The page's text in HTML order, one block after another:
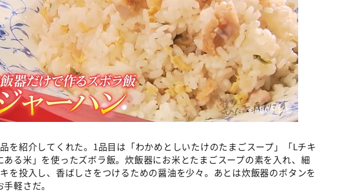
©ABCテレビ
を紹介してくれた。1品目は「わかめとしいたけのたまごスープ」「Lチキ
ある米」を使ったズボラ飯。炊飯器にお米とたまごスープの素を入れ、細
を投入し、香ばしさをつけるための醤油を少々。あとは炊飯器のボタンを
軽さだ。